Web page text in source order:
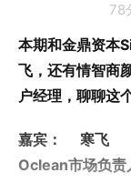
78
本期和金鼎资本
飞，还有情智商
户经理，聊聊这
嘉宾： 寒飞
Oclean市场负责